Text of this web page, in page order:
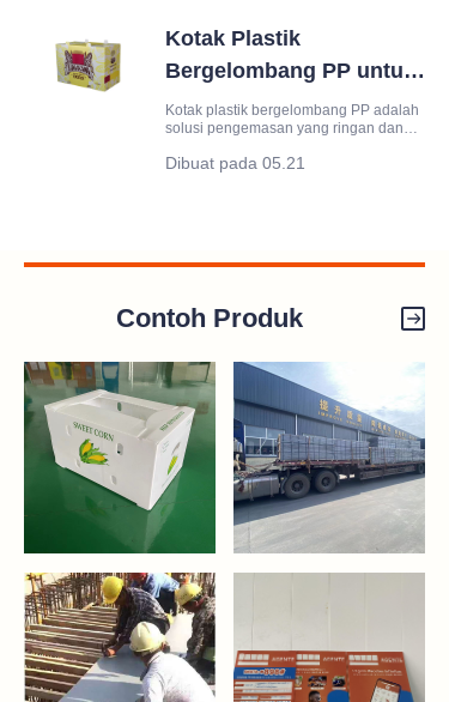
populer karena daya tahan dan
kembali.
Kotak Plastik
Bergelombang PP untuk
Pengemasan dan
Penyimpanan
Kotak plastik bergelombang PP adalah
solusi pengemasan yang ringan dan
polipropilena bergelombang.
cocok
Dibuat pada 05.21
Contoh Produk